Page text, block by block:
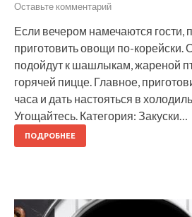
Оставьте комментарий
Если вечером намечаются гости,
приготовить овощи по-корейски.
подойдут к шашлыкам, жареной
горячей пицце. Главное,
часа и дать настояться в
Угощайтесь. Категория: Закуски…
ПОДРОБНЕЕ